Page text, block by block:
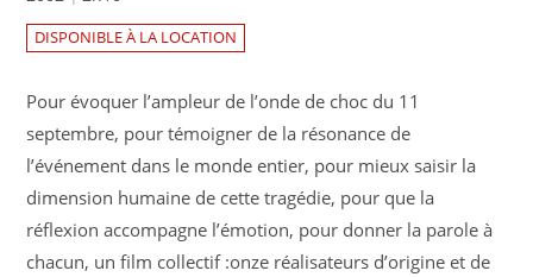
DISPONIBLE À LA LOCATION
Pour évoquer l’ampleur de l’onde de choc du 11
septembre, pour témoigner de la résonance de
l’événement dans le monde entier, pour mieux saisir la
dimension humaine de cette tragédie, pour que la
réflexion accompagne l’émotion, pour donner la parole à
chacun, un film collectif :onze réalisateurs d’origine et de